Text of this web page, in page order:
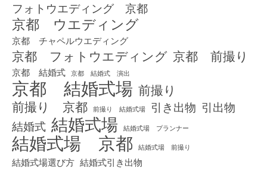
フォトウエディング 京都
京都 ウエディング
京都 チャペルウエディング
京都 フォトウエディング 京都 前撮り
京都 結婚式 京都 結婚式 演出
京都 結婚式場 前撮り
前撮り 京都
前撮り 結婚式場 引き出物 引出物
結婚式 結婚式場 結婚式場 プランナー
結婚式場 京都 結婚式場 前撮り
結婚式場選び方 結婚式引き出物